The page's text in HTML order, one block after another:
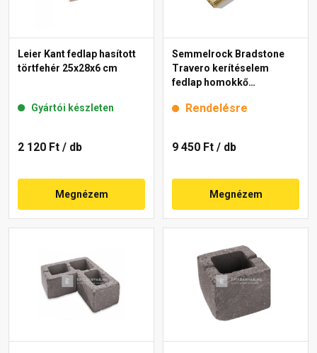
Leier Kant fedlap hasított
törtfehér 25x28x6 cm
Gyártói készleten
2 120 Ft / db
Megnézem
Semmelrock Bradstone
Travero kerítéselem
fedlap homokkő
Rendelésre
9 450 Ft / db
Megnézem